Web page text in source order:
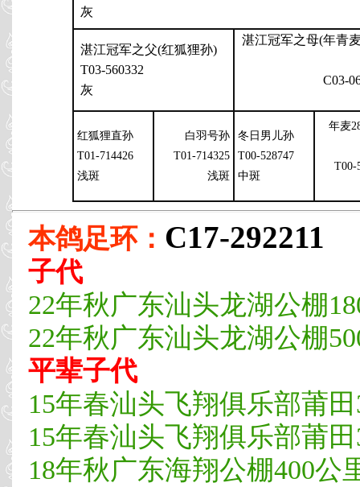
灰
湛江冠军之父(红狐狸孙)
T03-560332
灰
湛江冠军之母(年青
C03-
红狐狸直孙
T01-714426
浅斑
白羽号孙
T01-714325
浅斑
冬日男儿孙
T00-528747
中斑
年麦
T00-
本鸽足环： C17-292211
子代
22年秋广东汕头龙湖公棚
22年秋广东汕头龙湖公棚
平辈子代
15年春汕头飞翔俱乐部莆
15年春汕头飞翔俱乐部莆
18年秋广东海翔公棚400公